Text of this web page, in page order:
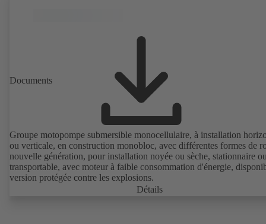
Documents
Groupe motopompe submersible monocellulaire, à installation
ou verticale, en construction monobloc, avec différentes formes de
nouvelle génération, pour installation noyée ou sèche, stationnaire
transportable, avec moteur à faible consommation d'énergie,
version protégée contre les explosions.
Détails